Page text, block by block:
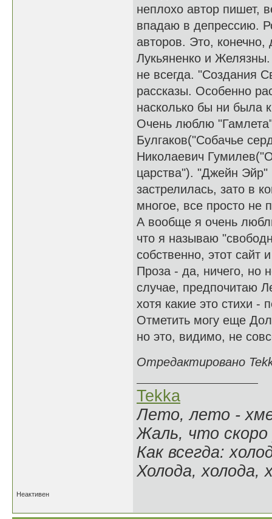
неплохо автор пишет,
впадаю в депрессию.
авторов. Это,
Лукьяненко и
не всегда. "Создания
рассказы. Особенно
насколько бы ни была
Очень люблю
Булгаков("Собачье
Николаевич
царства"). "Джейн Эйр"
застрелилась, зато в
многое, все просто не
А вообще я очень
что я называю
собственно, этот сайт
Проза - да, ничего, но
случае, предпочитаю
хотя какие это стихи -
Отметить могу еще
но это, видимо, не
Отредактировано
Tekka
Лето, лето -
Жаль, что
Как всегда:
Холода, холода,
Неактивен